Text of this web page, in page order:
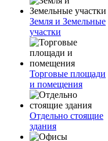
Земля и Земельные
участки
Торговые площади
и помещения
Отдельно стоящие
здания